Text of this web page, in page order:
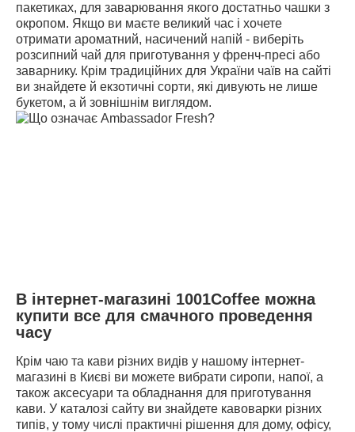
пакетиках, для заварювання якого достатньо чашки з
окропом. Якщо ви маєте великий час і хочете
отримати ароматний, насичений напій - виберіть
розсипний чай для приготування у френч-пресі або
заварнику. Крім традиційних для України чаїв на сайті
ви знайдете й екзотичні сорти, які дивують не лише
букетом, а й зовнішнім виглядом.
В інтернет-магазині 1001Coffee можна
купити все для смачного проведення
часу
Крім чаю та кави різних видів у нашому інтернет-
магазині в Києві ви можете вибрати сиропи, напої, а
також аксесуари та обладнання для приготування
кави. У каталозі сайту ви знайдете кавоварки різних
типів, у тому числі практичні рішення для дому, офісу,